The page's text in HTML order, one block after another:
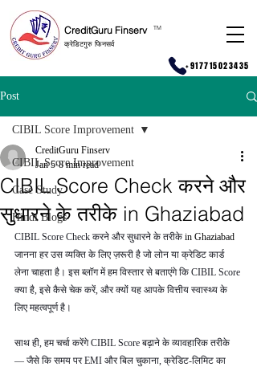
CreditGuru Finserv
क्रेडिटगुरु फिनसर्व
TM
+917715023435
Post
CIBIL Score Improvement
Case Study
Hindi Blogs
CIBIL Score Improvement
CIBIL Score Check करने और
सुधारने के तरीके in Ghaziabad
CreditGuru Finserv
Jan 5 8 min read
CIBIL Score Check करने और सुधारने के तरीके in Ghaziabad
जानना हर उस व्यक्ति के लिए ज़रूरी है जो लोन या क्रेडिट कार्ड
लेना चाहता है। इस ब्लॉग में हम विस्तार से बताएंगे कि CIBIL Score
क्या है, इसे कैसे चेक करें, और क्यों यह आपके वित्तीय स्वास्थ्य के
लिए महत्वपूर्ण है।
साथ ही, हम चर्चा करेंगे CIBIL Score बढ़ाने के व्यावहारिक तरीके
— जैसे कि समय पर EMI और बिल चुकाना, क्रेडिट‑लिमिट का